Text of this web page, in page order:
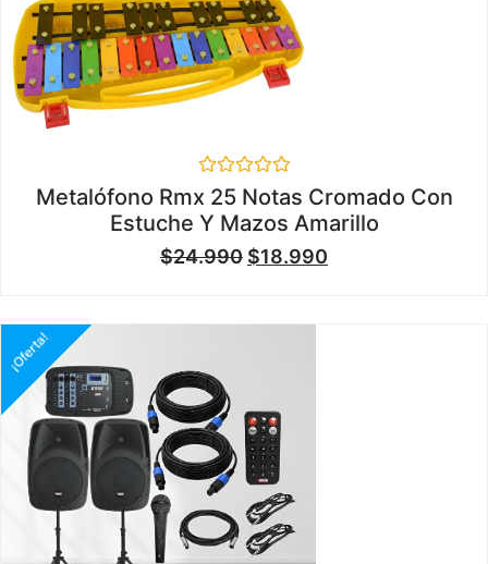
Valorado
en
0
5
Metalófono Rmx 25 Notas Cromado Con
Estuche Y Mazos Amarillo
$24.990 $18.990
¡Oferta!